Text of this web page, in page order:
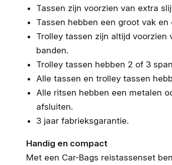
Tassen zijn voorzien van extra
Tassen hebben een groot vak en
Trolley tassen zijn altijd
banden.
Trolley tassen hebben 2 of 3
Alle tassen en trolley tassen
Alle ritsen hebben een metalen
afsluiten.
3 jaar fabrieksgarantie.
Handig en compact
Met een Car-Bags reistassenset